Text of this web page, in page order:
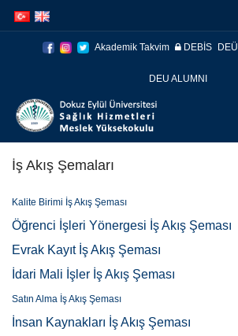
atla
atla
Akademik Takvim DEBİS DEÜ
DEU ALUMNI
İş Akış Şemaları
Kalite Birimi İş Akış Şeması
Öğrenci İşleri Yönergesi İş Akış Şeması
Evrak Kayıt İş Akış Şeması
İdari Mali İşler İş Akış Şeması
Satın Alma İş Akış Şeması
İnsan Kaynakları İş Akış Şeması